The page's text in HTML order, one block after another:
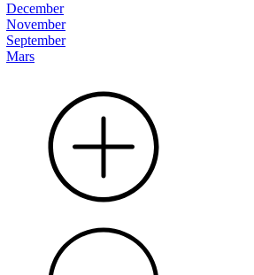
December
November
September
Mars